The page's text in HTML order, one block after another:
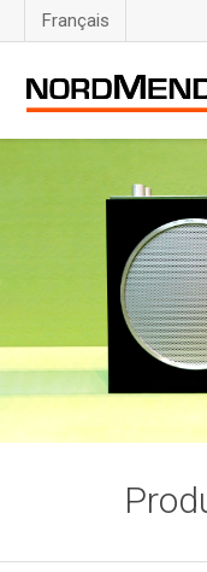
Français